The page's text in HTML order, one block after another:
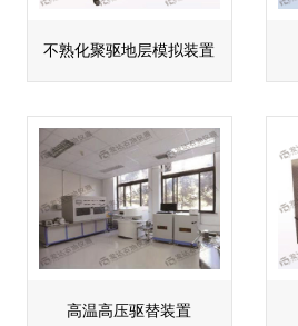
不熟化聚驱地层模拟装置
高温高压驱替装置